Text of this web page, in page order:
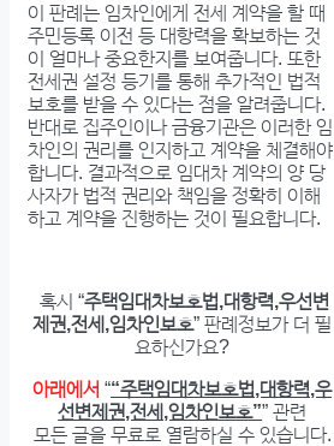
이 판례는 임차인에게 전세 계약을 할 때
주민등록 이전 등 대항력을 확보하는 것
이 얼마나 중요한지를 보여줍니다. 또한
전세권 설정 등기를 통해 추가적인 법적
보호를 받을 수 있다는 점을 알려줍니다.
반대로 집주인이나 금융기관은 이러한 임
차인의 권리를 인지하고 계약을 체결해야
합니다. 결과적으로 임대차 계약의 양 당
사자가 법적 권리와 책임을 정확히 이해
하고 계약을 진행하는 것이 필요합니다.
혹시 “주택임대차보호법,대항력,우선변
제권,전세,임차인보호” 판례정보가 더 필
요하신가요?
아래에서 ““주택임대차보호법,대항력,우
선변제권,전세,임차인보호”” 관련
모든 글을 무료로 열람하실 수 있습니다.